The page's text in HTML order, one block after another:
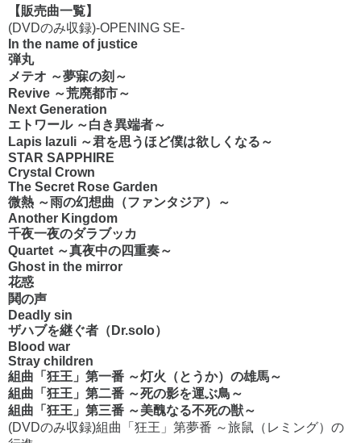
【販売曲一覧】
(DVDのみ収録)-OPENING SE-
In the name of justice
弾丸
メテオ ～夢寐の刻～
Revive ～荒廃都市～
Next Generation
エトワール ～白き異端者～
Lapis lazuli ～君を思うほど僕は欲しくなる～
STAR SAPPHIRE
Crystal Crown
The Secret Rose Garden
微熱 ～雨の幻想曲（ファンタジア）～
Another Kingdom
千夜一夜のダラブッカ
Quartet ～真夜中の四重奏～
Ghost in the mirror
花惑
鬨の声
Deadly sin
ザハブを継ぐ者（Dr.solo）
Blood war
Stray children
組曲「狂王」第一番 ～灯火（とうか）の雄馬～
組曲「狂王」第二番 ～死の影を運ぶ鳥～
組曲「狂王」第三番 ～美醜なる不死の獣～
(DVDのみ収録)組曲「狂王」第夢番 ～旅鼠（レミング）の